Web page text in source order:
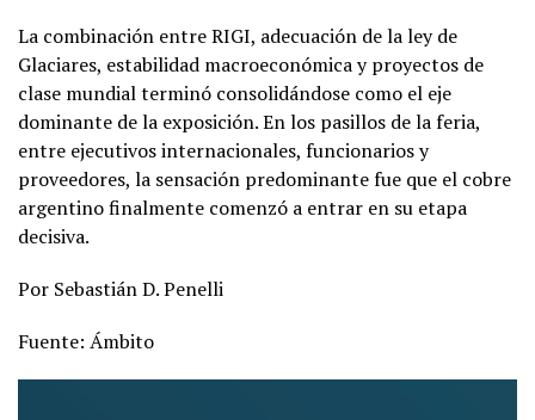
La combinación entre RIGI, adecuación de la ley de
Glaciares, estabilidad macroeconómica y proyectos de
clase mundial terminó consolidándose como el eje
dominante de la exposición. En los pasillos de la feria,
entre ejecutivos internacionales, funcionarios y
proveedores, la sensación predominante fue que el cobre
argentino finalmente comenzó a entrar en su etapa
decisiva.
Por Sebastián D. Penelli
Fuente: Ámbito